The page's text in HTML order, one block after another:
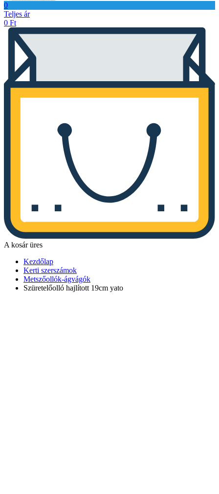
0
Teljes ár
0 Ft
A kosár üres
Kezdőlap
Kerti szerszámok
Metszőollók-ágvágók
Szüretelőolló hajlított 19cm yato